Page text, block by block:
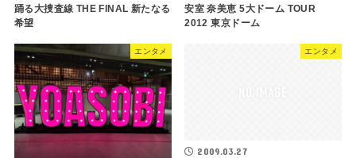
踊る大捜査線 THE FINAL 新たなる
希望
安室 奈美恵 5大ドーム TOUR
2012 東京ドーム
エンタメ エンタメ
2009.03.27